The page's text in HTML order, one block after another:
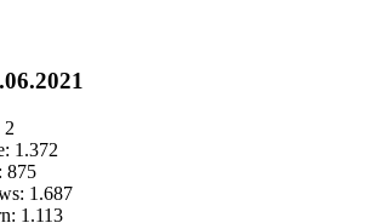
2
1.372
875
1.687
1.113